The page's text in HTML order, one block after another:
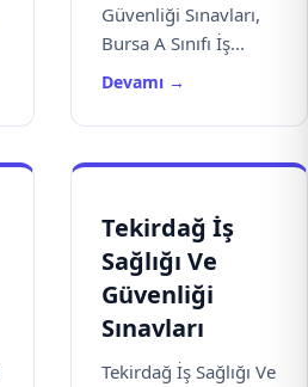
Güvenliği Sınavları,
Bursa A Sınıfı İş...
Devamı →
Tekirdağ İş
Sağlığı Ve
Güvenliği
Sınavları
Tekirdağ İş Sağlığı Ve